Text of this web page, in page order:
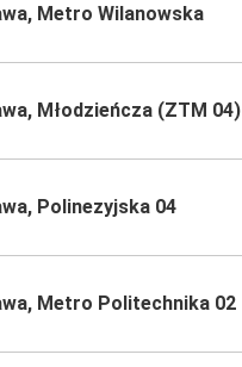
Metro Wilanowska
Młodzieńcza (ZTM 04)
Polinezyjska 04
Metro Politechnika 02